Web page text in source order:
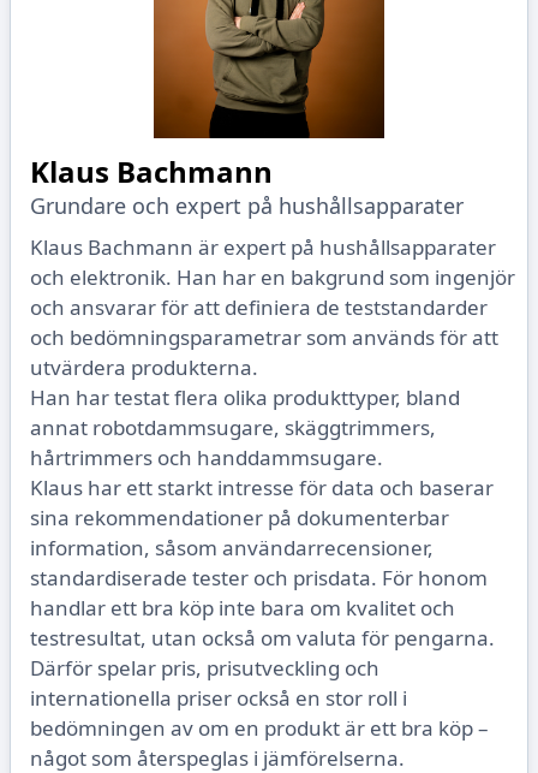
Klaus Bachmann
Grundare och expert på hushållsapparater
Klaus Bachmann är expert på hushållsapparater
och elektronik. Han har en bakgrund som ingenjör
och ansvarar för att definiera de teststandarder
och bedömningsparametrar som används för att
utvärdera produkterna.
Han har testat flera olika produkttyper, bland
annat robotdammsugare, skäggtrimmers,
hårtrimmers och handdammsugare.
Klaus har ett starkt intresse för data och baserar
sina rekommendationer på dokumenterbar
information, såsom användarrecensioner,
standardiserade tester och prisdata. För honom
handlar ett bra köp inte bara om kvalitet och
testresultat, utan också om valuta för pengarna.
Därför spelar pris, prisutveckling och
internationella priser också en stor roll i
bedömningen av om en produkt är ett bra köp –
något som återspeglas i jämförelserna.